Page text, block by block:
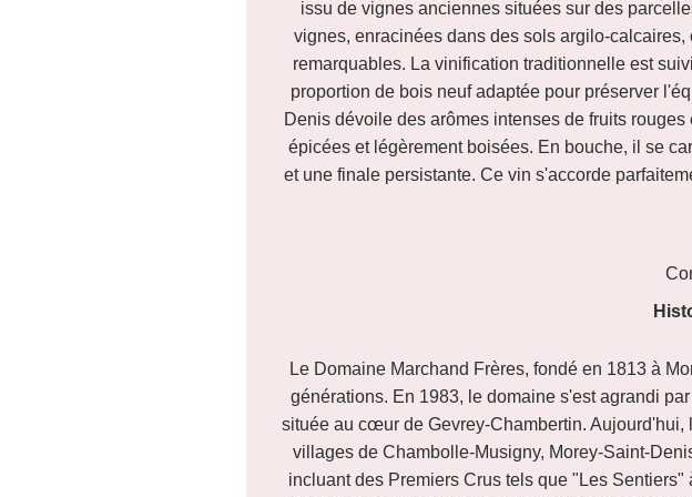
issu de vignes anciennes situées sur des
vignes, enracinées dans des sols argilo-
remarquables. La vinification traditionnelle est
proportion de bois neuf adaptée pour préserver
Denis dévoile des arômes intenses de fruits
épicées et légèrement boisées. En bouche, il se
et une finale persistante. Ce vin s'accorde
Le Domaine Marchand Frères, fondé en 1813 à
générations. En 1983, le domaine s'est agrandi
située au cœur de Gevrey-Chambertin.
villages de Chambolle-Musigny, Morey-Saint-
incluant des Premiers Crus tels que "Les